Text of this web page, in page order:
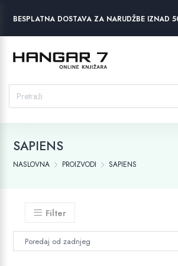
BESPLATNA DOSTAVA ZA NARUDŽBE IZNAD
SAPIENS
NASLOVNA PROIZVODI SAPIENS
Filter